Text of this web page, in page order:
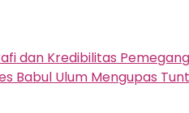
dan Kredibilitas
Babul Ulum Mengupas